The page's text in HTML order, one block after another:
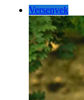
Versenyek